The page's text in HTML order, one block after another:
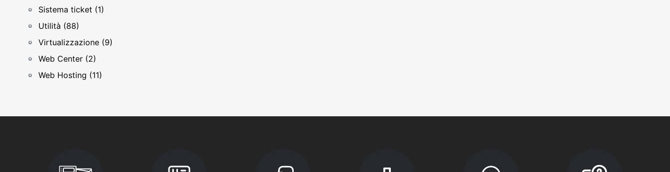
Sistema ticket (1)
Utilità (88)
Virtualizzazione (9)
Web Center (2)
Web Hosting (11)